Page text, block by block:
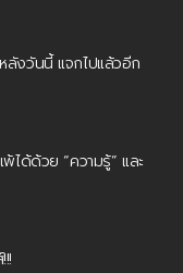
งวันนี้ แจกไปแล้วอีก
พ้ได้ด้วย “ความรู้” และ